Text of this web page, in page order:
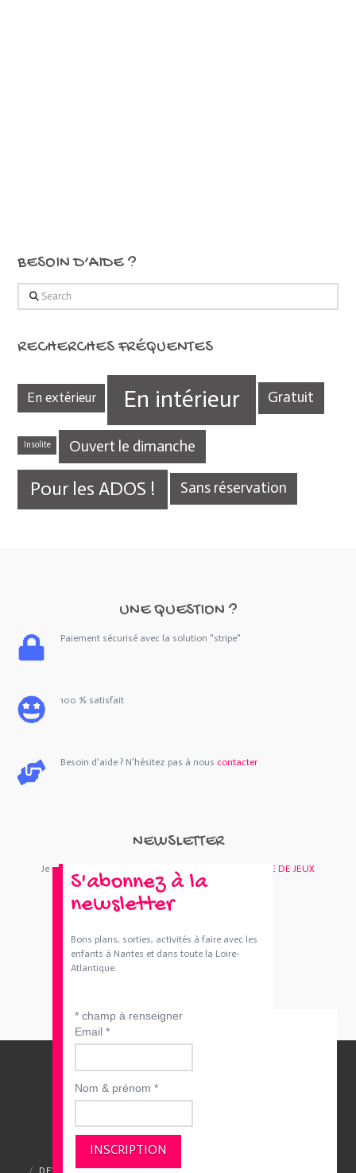
BESOIN D’AIDE ?
Search
RECHERCHES FRÉQUENTES
En extérieur En intérieur Gratuit
Insolite Ouvert le dimanche
Pour les ADOS ! Sans réservation
UNE QUESTION ?
Paiement sécurisé avec la solution "stripe"
100 % satisfait
Besoin d'aide ? N'hésitez pas à nous contacter
NEWSLETTER
Je m'abonne : Newsletter SORTIES 44 BOUTIQUE DE JEUX
S'abonnez à la
newsletter
Bons plans, sorties, activités à faire avec les
enfants à Nantes et dans toute la Loire-
Atlantique.
* champ à renseigner
Email *
Nom & prénom *